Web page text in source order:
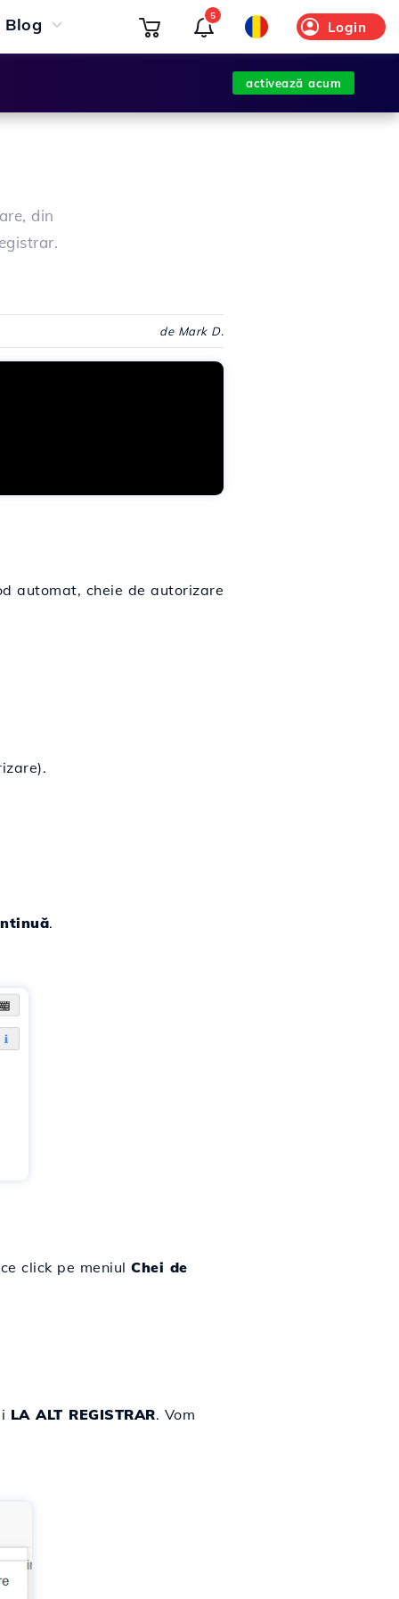
Blog Login
5
activează acum
din
de Mark D.
automat, cheie de autorizare
.
click pe meniul Chei de
LA ALT REGISTRAR. Vom